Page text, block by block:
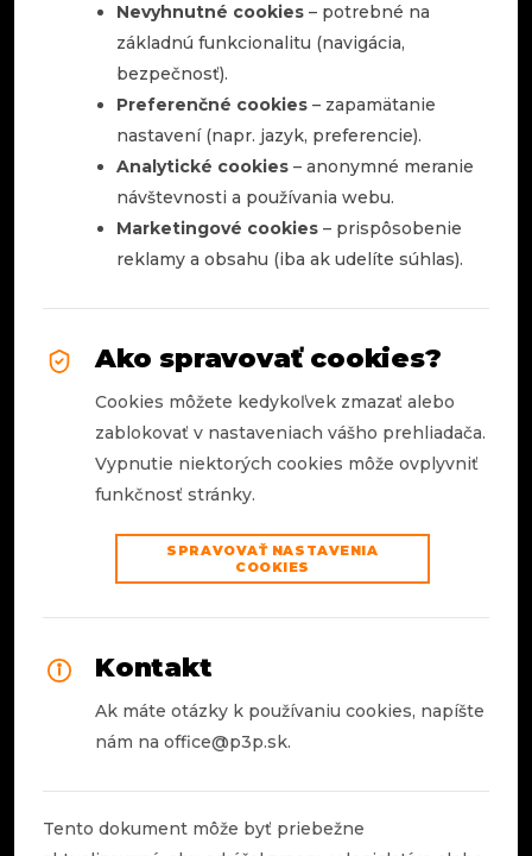
Nevyhnutné cookies – potrebné na
základnú funkcionalitu (navigácia,
bezpečnosť).
Preferenčné cookies – zapamätanie
nastavení (napr. jazyk, preferencie).
Analytické cookies – anonymné meranie
návštevnosti a používania webu.
Marketingové cookies – prispôsobenie
reklamy a obsahu (iba ak udelíte súhlas).
Ako spravovať cookies?
Cookies môžete kedykoľvek zmazať alebo
zablokovať v nastaveniach vášho prehliadača.
Vypnutie niektorých cookies môže ovplyvniť
funkčnosť stránky.
SPRAVOVAŤ NASTAVENIA
COOKIES
Kontakt
Ak máte otázky k používaniu cookies, napíšte
nám na office@p3p.sk.
Tento dokument môže byť priebežne